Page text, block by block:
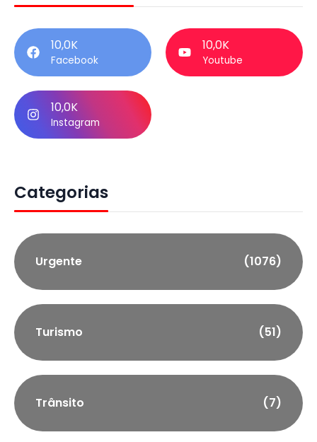
10,0K
Facebook
10,0K
Youtube
10,0K
Instagram
Categorias
Urgente (1076)
Turismo (51)
Trânsito (7)